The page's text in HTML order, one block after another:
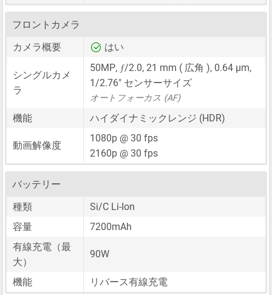
フロントカメラ
カメラ概要
はい
シングルカメ
ラ
50MP, ƒ/2.0, 21 mm ( 広角 ), 0.64 μm,
1/2.76" センサーサイズ
オートフォーカス (AF)
機能 ハイダイナミックレンジ (HDR)
動画解像度
1080p @ 30 fps
2160p @ 30 fps
バッテリー
種類
Si/C Li-Ion
容量
7200mAh
有線充電（最
大）
90W
機能 リバース有線充電